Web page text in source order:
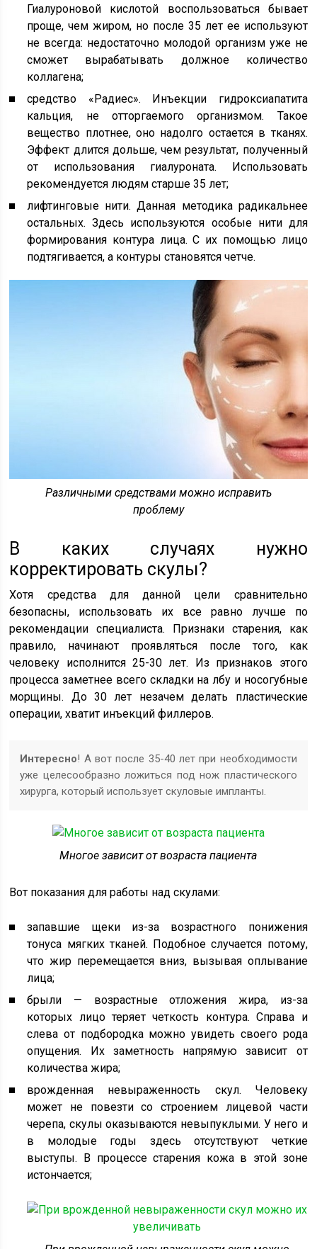
Гиалуроновой кислотой воспользоваться бывает
проще, чем жиром, но после 35 лет ее используют
не всегда: недостаточно молодой организм уже не
сможет вырабатывать должное количество
коллагена;
средство «Радиес». Инъекции гидроксиапатита
кальция, не отторгаемого организмом. Такое
вещество плотнее, оно надолго остается в тканях.
Эффект длится дольше, чем результат, полученный
от использования гиалуроната. Использовать
рекомендуется людям старше 35 лет;
лифтинговые нити. Данная методика радикальнее
остальных. Здесь используются особые нити для
формирования контура лица. С их помощью лицо
подтягивается, а контуры становятся четче.
Различными средствами можно исправить
проблему
В каких случаях нужно
корректировать скулы?
Хотя средства для данной цели сравнительно
безопасны, использовать их все равно лучше по
рекомендации специалиста. Признаки старения, как
правило, начинают проявляться после того, как
человеку исполнится 25-30 лет. Из признаков этого
процесса заметнее всего складки на лбу и носогубные
морщины. До 30 лет незачем делать пластические
операции, хватит инъекций филлеров.
Интересно! А вот после 35-40 лет при необходимости
уже целесообразно ложиться под нож пластического
хирурга, который использует скуловые импланты.
Многое зависит от возраста пациента
Вот показания для работы над скулами:
запавшие щеки из-за возрастного понижения
тонуса мягких тканей. Подобное случается потому,
что жир перемещается вниз, вызывая оплывание
лица;
брыли — возрастные отложения жира, из-за
которых лицо теряет четкость контура. Справа и
слева от подбородка можно увидеть своего рода
опущения. Их заметность напрямую зависит от
количества жира;
врожденная невыраженность скул. Человеку
может не повезти со строением лицевой части
черепа, скулы оказываются невыпуклыми. У него и
в молодые годы здесь отсутствуют четкие
выступы. В процессе старения кожа в этой зоне
истончается;